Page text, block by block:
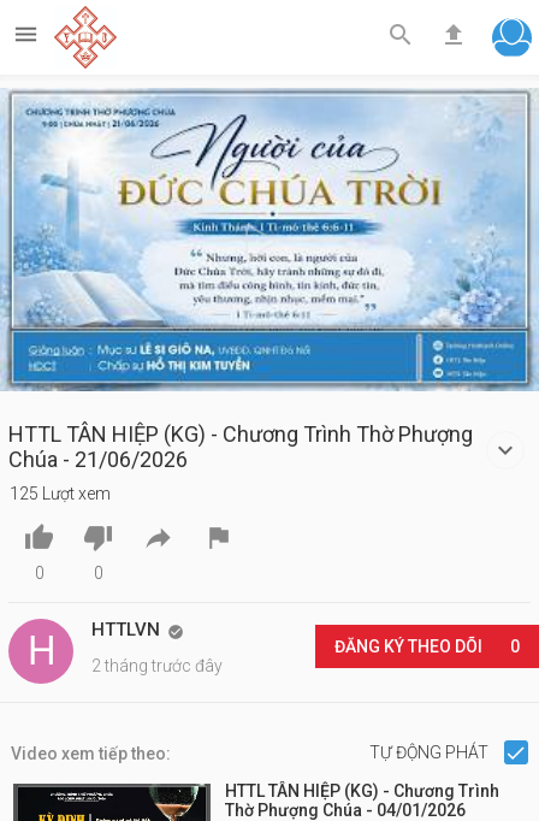
  
Play
Video
HTTL TÂN HIỆP (KG) - Chương Trình Thờ Phượng
Chúa - 21/06/2026
125 Lượt xem

0

0
 
HTTLVN 
2 tháng trước đây
ĐĂNG KÝ THEO DÕI 0
Video xem tiếp theo: TỰ ĐỘNG PHÁT
HTTL TÂN HIỆP (KG) - Chương Trình
Thờ Phượng Chúa - 04/01/2026